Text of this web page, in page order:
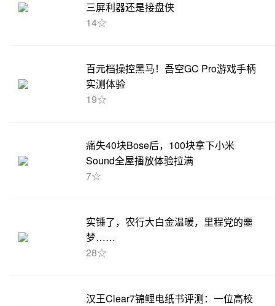
三屏利器还是接盘侠
14☆
百元档操控黑马！吾空GC Pro游戏手柄
实测体验
19☆
痛失40块Bose后，100块拿下小米
Sound全屋播放体验拉满
7☆
实锤了，农行大白金温暖，里程党的噩
梦……
28☆
汉王Clear7锦鲤电纸书评测：一位高校